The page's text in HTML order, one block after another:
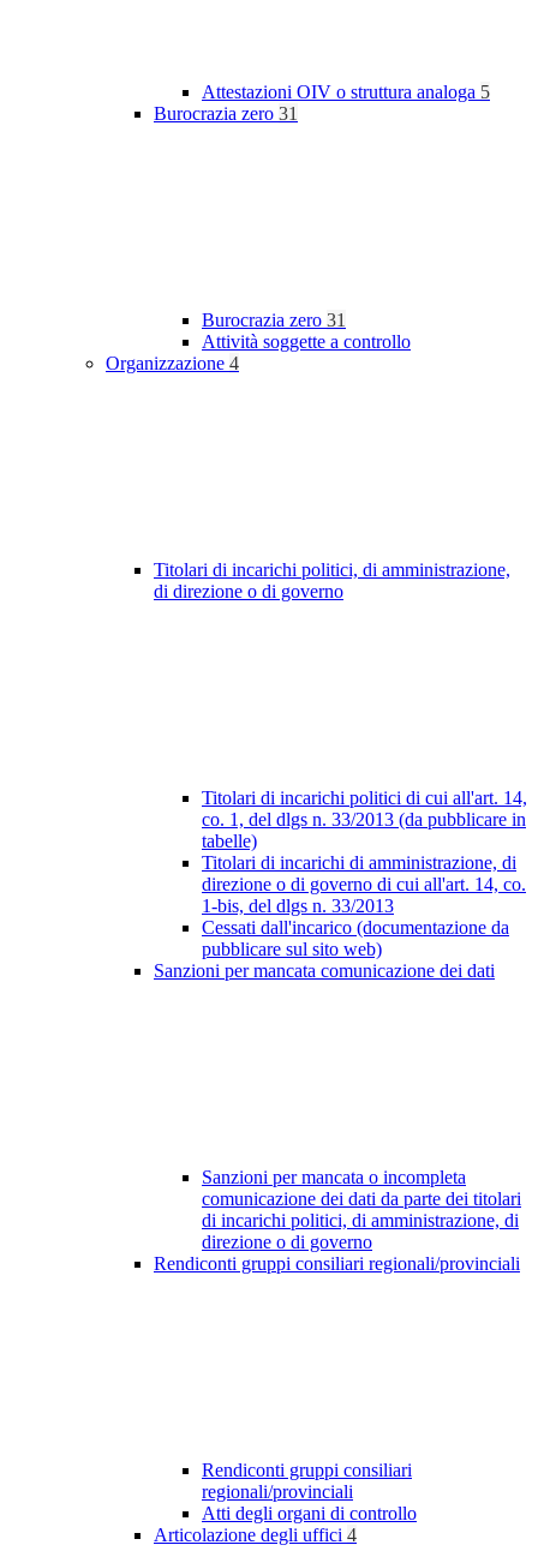
Attestazioni OIV o struttura analoga 5
Burocrazia zero 31
Burocrazia zero 31
Attività soggette a controllo
Organizzazione 4
Titolari di incarichi politici, di amministrazione,
di direzione o di governo
Titolari di incarichi politici di cui all'art. 14,
co. 1, del dlgs n. 33/2013 (da pubblicare in
tabelle)
Titolari di incarichi di amministrazione, di
direzione o di governo di cui all'art. 14, co.
1-bis, del dlgs n. 33/2013
Cessati dall'incarico (documentazione da
pubblicare sul sito web)
Sanzioni per mancata comunicazione dei dati
Sanzioni per mancata o incompleta
comunicazione dei dati da parte dei titolari
di incarichi politici, di amministrazione, di
direzione o di governo
Rendiconti gruppi consiliari regionali/provinciali
Rendiconti gruppi consiliari
regionali/provinciali
Atti degli organi di controllo
Articolazione degli uffici 4